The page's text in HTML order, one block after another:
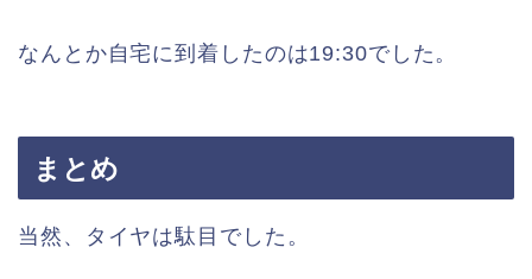
なんとか自宅に到着したのは19:30でした。
まとめ
当然、タイヤは駄目でした。